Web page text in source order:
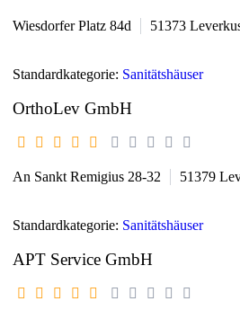
Wiesdorfer Platz 84d 51373
Standardkategorie: Sanitätshäuser
OrthoLev GmbH
An Sankt Remigius 28-32 51379
Standardkategorie: Sanitätshäuser
APT Service GmbH